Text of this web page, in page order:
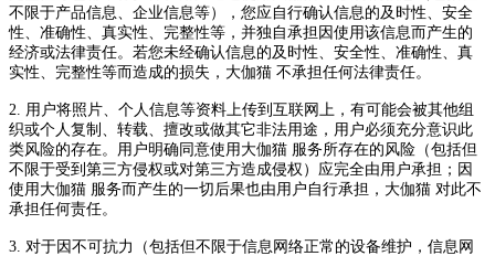
不限于产品信息、企业信息等），您应自行确认信息的及时性、安全
性、准确性、真实性、完整性等，并独自承担因使用该信息而产生的
经济或法律责任。若您未经确认信息的及时性、安全性、准确性、真
实性、完整性等而造成的损失，大伽猫 不承担任何法律责任。
2. 用户将照片、个人信息等资料上传到互联网上，有可能会被其他组
织或个人复制、转载、擅改或做其它非法用途，用户必须充分意识此
类风险的存在。用户明确同意使用大伽猫 服务所存在的风险（包括但
不限于受到第三方侵权或对第三方造成侵权）应完全由用户承担；因
使用大伽猫 服务而产生的一切后果也由用户自行承担，大伽猫 对此不
承担任何责任。
3. 对于因不可抗力（包括但不限于信息网络正常的设备维护，信息网